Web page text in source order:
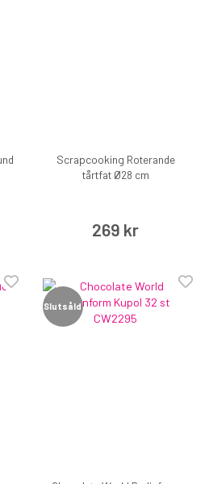
Scrapcooking Roterande
tårtfat Ø28 cm
269 kr
Slutsåld